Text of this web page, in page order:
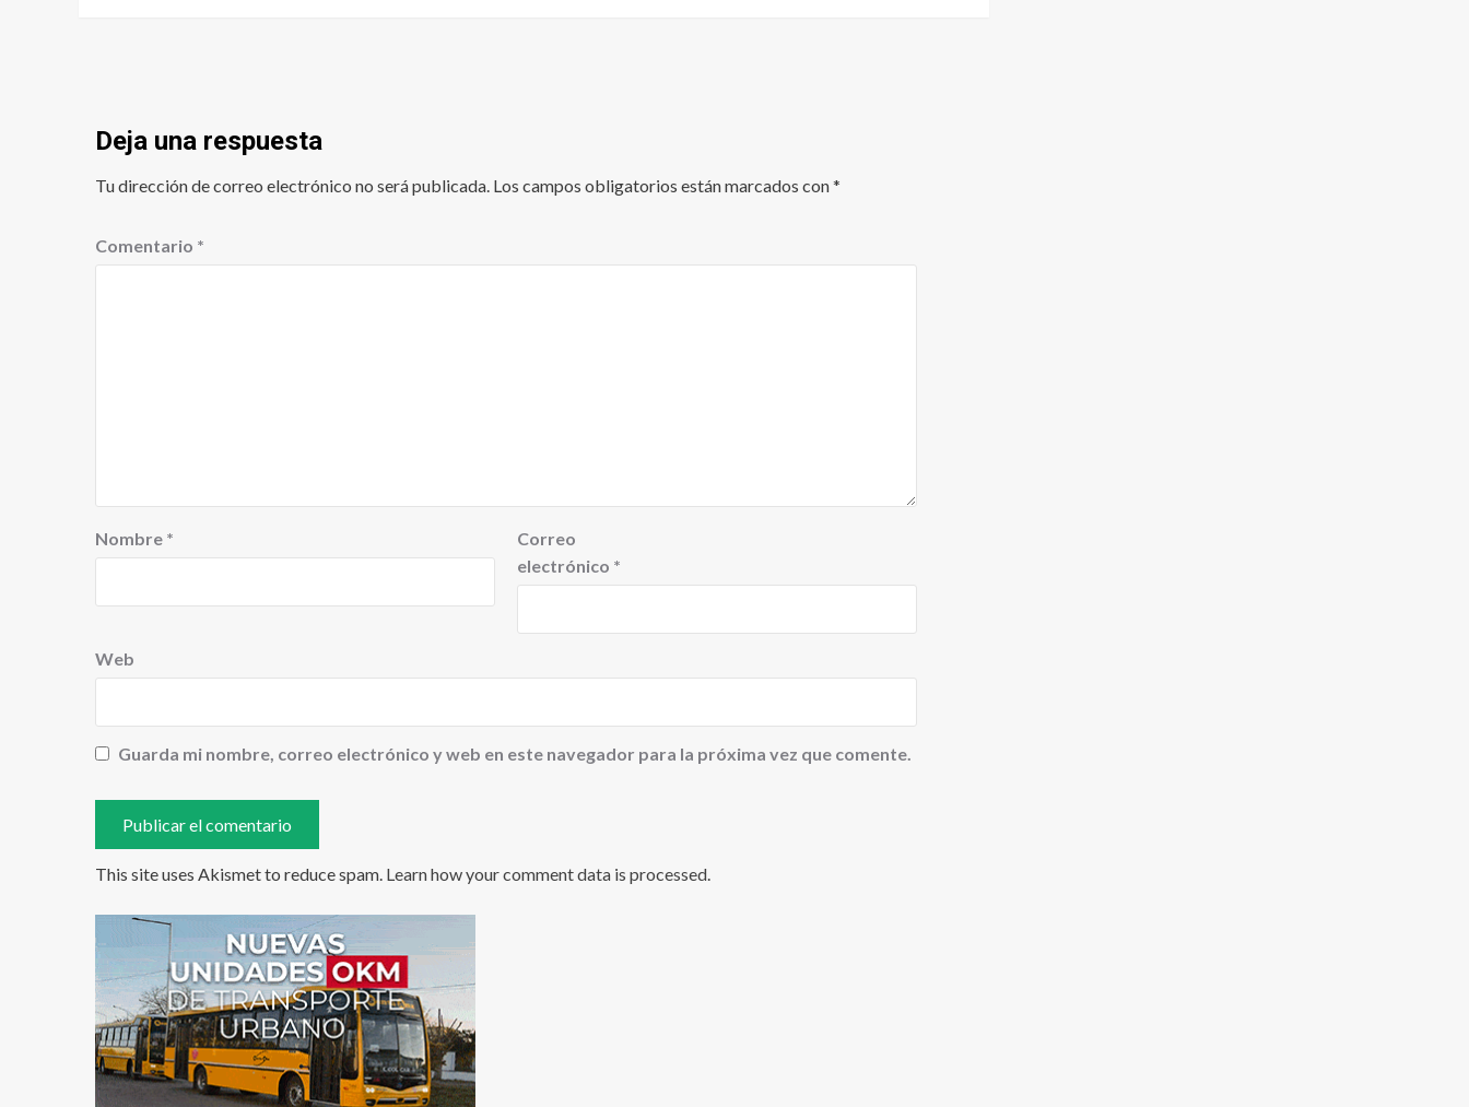
Deja una respuesta
Tu dirección de correo electrónico no será publicada. Los campos obligatorios están marcados con*
Comentario *
Nombre *
Correo
electrónico *
Web
Guarda mi nombre, correo electrónico y web en este navegador para la próxima vez que comente.
This site uses Akismet to reduce spam. Learn how your comment data is processed.